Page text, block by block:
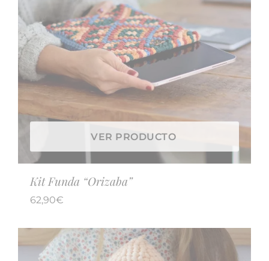
VER PRODUCTO
Kit Funda “Orizaba”
62,90€